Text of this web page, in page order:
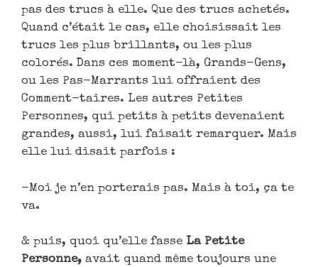
pas des trucs à elle. Que des trucs achetés.
Quand c’était le cas, elle choisissait les
trucs les plus brillants, ou les plus
colorés. Dans ces moment-là, Grands-Gens,
ou les Pas-Marrants lui offraient des
Comment-taires. Les autres Petites
Personnes, qui petits à petits devenaient
grandes, aussi, lui faisait remarquer. Mais
elle lui disait parfois :
-Moi je n’en porterais pas. Mais à toi, ça te
va.
& puis, quoi qu’elle fasse La Petite
Personne, avait quand même toujours une